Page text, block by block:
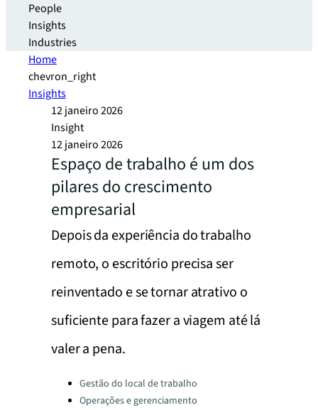
People
Insights
Industries
Home
chevron_right
Insights
12 janeiro 2026
Insight
12 janeiro 2026
Espaço de trabalho é um dos
pilares do crescimento
empresarial
Depois da experiência do trabalho
remoto, o escritório precisa ser
reinventado e se tornar atrativo o
suficiente para fazer a viagem até lá
valer a pena.
Categories:Gestão do local de trabalho
Operações e gerenciamento